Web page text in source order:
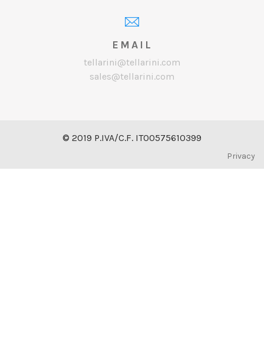
EMAIL
tellarini@tellarini.com
sales@tellarini.com
© 2019 P.IVA/C.F. IT00575610399
Privacy